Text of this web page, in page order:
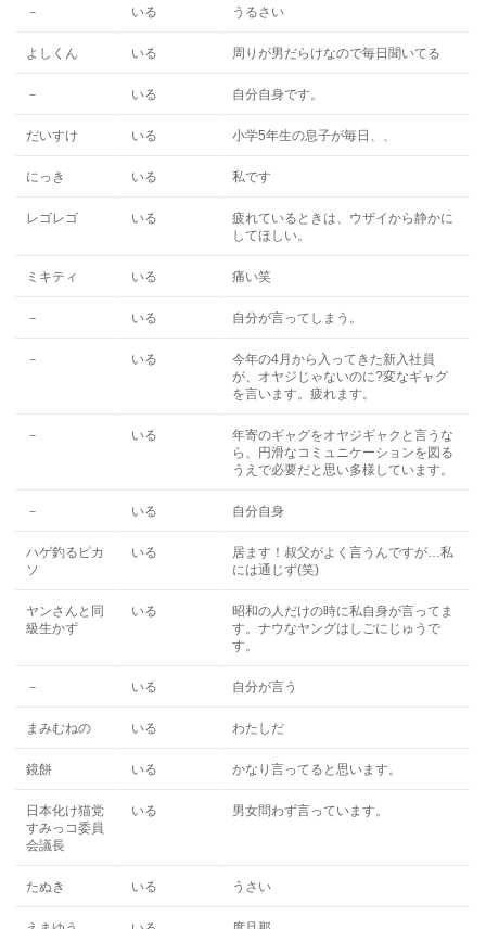
－ いる うるさい
よしくん いる 周りが男だらけなので毎日聞いてる
－ いる 自分自身です。
だいすけ いる 小学5年生の息子が毎日、、
にっき いる 私です
レゴレゴ いる
疲れているときは、ウザイから静かに
してほしい。
ミキティ いる 痛い笑
－ いる 自分が言ってしまう。
－ いる
今年の4月から入ってきた新入社員
が、オヤジじゃないのに?変なギャグ
を言います。疲れます。
－ いる
年寄のギャグをオヤジギャクと言うな
ら、円滑なコミュニケーションを図る
うえで必要だと思い多様しています。
－ いる 自分自身
ハゲ釣るピカ
ソ
いる
居ます！叔父がよく言うんですが…私
には通じず(笑)
ヤンさんと同
級生かず
いる
昭和の人だけの時に私自身が言ってま
す。ナウなヤングはしごにじゅうで
す。
－ いる 自分が言う
まみむねの いる わたしだ
鏡餅 いる かなり言ってると思います。
日本化け猫党
すみっコ委員
会議長
いる 男女問わず言っています。
たぬき いる うさい